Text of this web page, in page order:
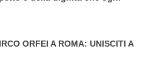
ORFEI A ROMA: UNISCITI A